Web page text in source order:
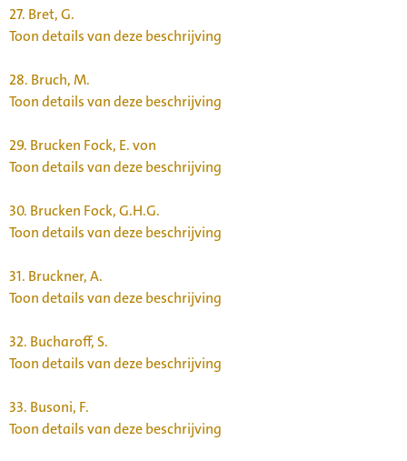
27. Bret, G.
Toon details van deze beschrijving
28. Bruch, M.
Toon details van deze beschrijving
29. Brucken Fock, E. von
Toon details van deze beschrijving
30. Brucken Fock, G.H.G.
Toon details van deze beschrijving
31. Bruckner, A.
Toon details van deze beschrijving
32. Bucharoff, S.
Toon details van deze beschrijving
33. Busoni, F.
Toon details van deze beschrijving